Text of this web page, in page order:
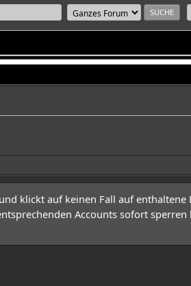
klickt auf keinen Fall auf enthaltene
Accounts sofort sperren